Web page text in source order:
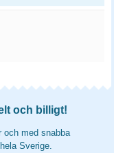
och billigt!
och med snabba
Sverige.